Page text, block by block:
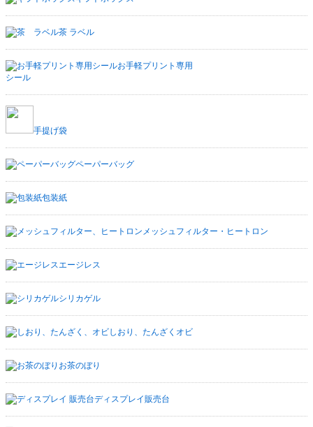
茶 ラベル
お手軽プリント専用
シール
手提げ袋
ペーパーバッグ
包装紙
メッシュフィルター・ヒートロン
エージレス
シリカゲル
しおり、たんざくオビ
お茶のぼり
ディスプレイ販売台